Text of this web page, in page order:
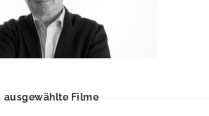
ausgewählte Filme